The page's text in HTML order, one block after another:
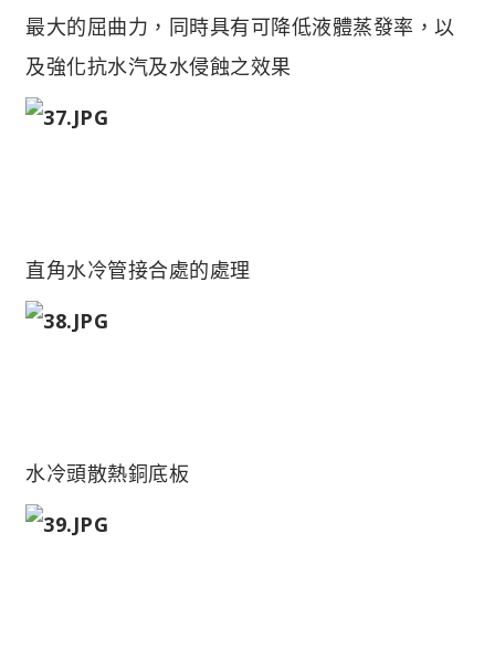
最大的屈曲力，同時具有可降低液體蒸發率，以
及強化抗水汽及水侵蝕之效果
直角水冷管接合處的處理
水冷頭散熱銅底板